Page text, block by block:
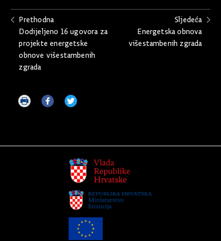
Prethodna
Dodijeljeno 16 ugovora za
projekte energetske
obnove višestambenih
zgrada
Sljedeća
Energetska obnova
višestambenih zgrada